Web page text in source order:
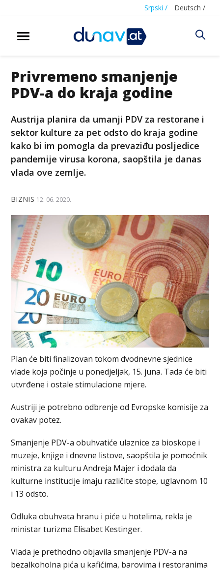
Srpski / Deutsch /
Privremeno smanjenje
PDV-a do kraja godine
Austrija planira da umanji PDV za restorane i
sektor kulture za pet odsto do kraja godine
kako bi im pomogla da prevaziđu posljedice
pandemije virusa korona, saopštila je danas
vlada ove zemlje.
BIZNIS 12. 06. 2020.
Plan će biti finalizovan tokom dvodnevne sjednice
vlade koja počinje u ponedjeljak, 15. juna. Tada će biti
utvrđene i ostale stimulacione mjere.
Austriji je potrebno odbrenje od Evropske komisije za
ovakav potez.
Smanjenje PDV-a obuhvatiće ulaznice za bioskope i
muzeje, knjige i dnevne listove, saopštila je pomoćnik
ministra za kulturu Andreja Majer i dodala da
kulturne institucije imaju različite stope, uglavnom 10
i 13 odsto.
Odluka obuhvata hranu i piće u hotelima, rekla je
ministar turizma Elisabet Kestinger.
Vlada je prethodno objavila smanjenje PDV-a na
bezalkoholna pića u kafićima, barovima i restoranima